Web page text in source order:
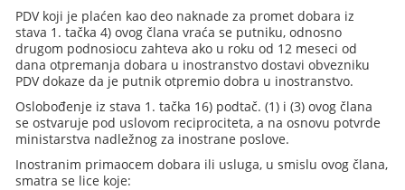
PDV koji je plaćen kao deo naknade za promet dobara iz
stava 1. tačka 4) ovog člana vraća se putniku, odnosno
drugom podnosiocu zahteva ako u roku od 12 meseci od
dana otpremanja dobara u inostranstvo dostavi obvezniku
PDV dokaze da je putnik otpremio dobra u inostranstvo.
Oslobođenje iz stava 1. tačka 16) podtač. (1) i (3) ovog člana
se ostvaruje pod uslovom reciprociteta, a na osnovu potvrde
ministarstva nadležnog za inostrane poslove.
Inostranim primaocem dobara ili usluga, u smislu ovog člana,
smatra se lice koje: